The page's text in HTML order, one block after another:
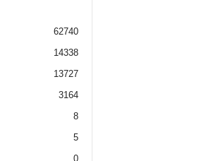
62740
14338
13727
3164
8
5
0